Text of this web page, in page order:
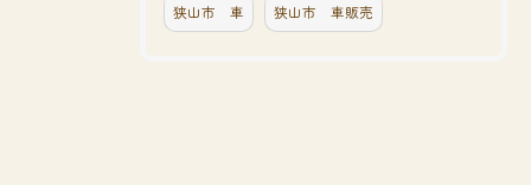
狭山市 車 狭山市 車販売